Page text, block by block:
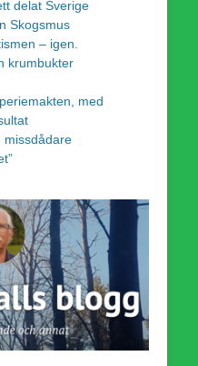
delat Sverige
Skogsmus
– igen.
krumbukter
med
missdådare